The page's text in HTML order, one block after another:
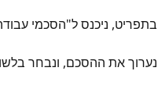
בתפריט, ניכנס ל"הסכמי
נערוך את ההסכם, ונבחר